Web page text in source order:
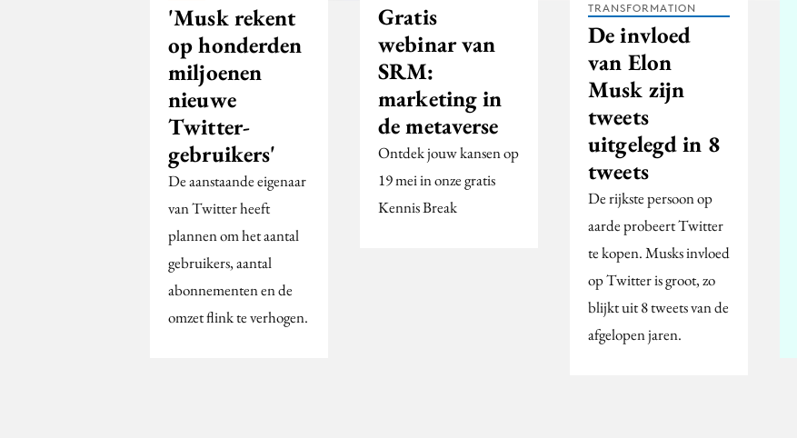
'Musk rekent
op honderden
miljoenen
nieuwe
Twitter-
gebruikers'
De aanstaande eigenaar
van Twitter heeft
plannen om het aantal
gebruikers, aantal
abonnementen en de
omzet flink te verhogen.
Gratis
webinar van
SRM:
marketing in
de metaverse
Ontdek jouw kansen op
19 mei in onze gratis
Kennis Break
TRANSFORMATION
De invloed
van Elon
Musk zijn
tweets
uitgelegd in 8
tweets
De rijkste persoon op
aarde probeert Twitter
te kopen. Musks invloed
op Twitter is groot, zo
blijkt uit 8 tweets van de
afgelopen jaren.